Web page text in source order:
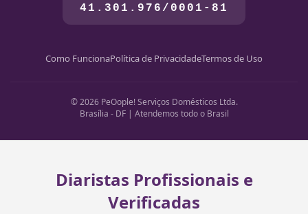
41.301.976/0001-81
Como FuncionaPolítica de PrivacidadeTermos de Uso
© 2026 PeOople! Serviços Domésticos Ltda.
Brasília - DF | Atendemos todo o Brasil
Diaristas Profissionais e
Verificadas